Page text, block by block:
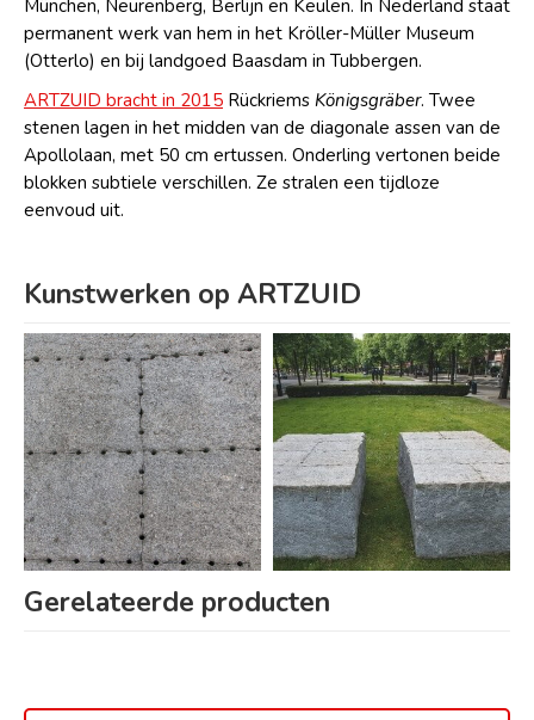
München, Neurenberg, Berlijn en Keulen. In Nederland staat
permanent werk van hem in het Kröller-Müller Museum
(Otterlo) en bij landgoed Baasdam in Tubbergen.
ARTZUID bracht in 2015 Rückriems Königsgräber. Twee
stenen lagen in het midden van de diagonale assen van de
Apollolaan, met 50 cm ertussen. Onderling vertonen beide
blokken subtiele verschillen. Ze stralen een tijdloze
eenvoud uit.
Kunstwerken op ARTZUID
Gerelateerde producten